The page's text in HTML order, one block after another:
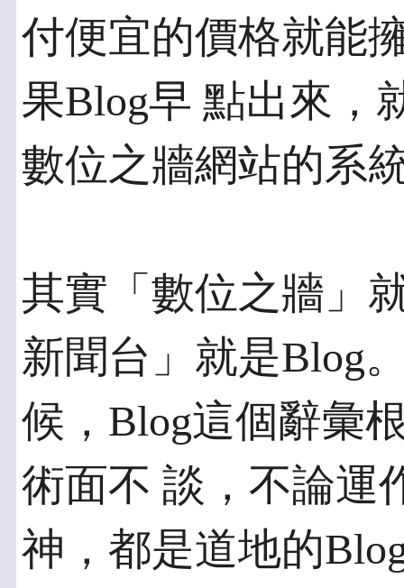
付便宜的價格就能
果Blog早 點出來，
數位之牆網站的系
其實「數位之牆」
新聞台」就是Blog
候，Blog這個辭彙
術面不 談，不論運
神，都是道地的